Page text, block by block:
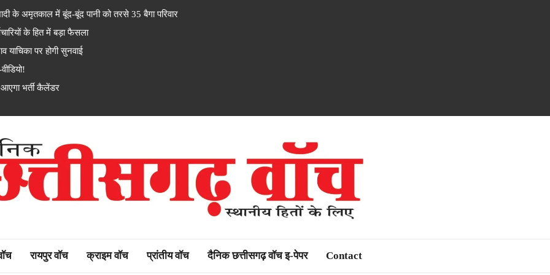
के अमृतकाल में बूंद-बूंद पानी को तरसे 35 बैगा परिवार
के हित में बड़ा फैसला
पर होगी सुनवाई
भर्ती कैलेंडर
watch
रायपुर वॉच क्राइम वॉच प्रांतीय वॉच दैनिक छत्तीसगढ़ वॉच इ-पेपर Contact